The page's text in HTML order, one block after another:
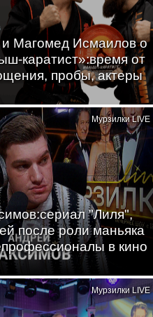
Магомед Исмаилов о
каратист»:время от
пробы, актеры
"Лиля",
после роли маньяка
в кино
Мурзилки LIVE
Мурзилки LIVE